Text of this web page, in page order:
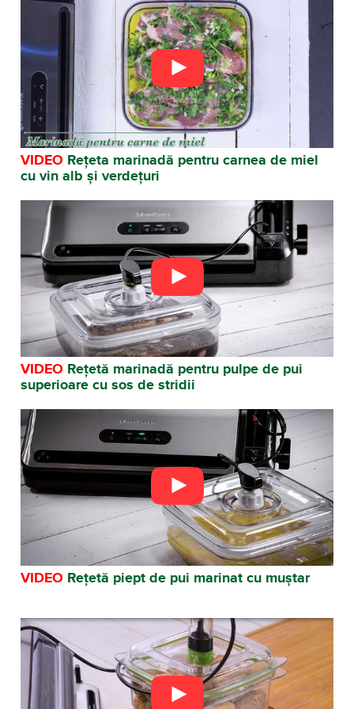
VIDEO Rețeta marinadă pentru carnea de miel
cu vin alb și verdețuri
VIDEO Rețetă marinadă pentru pulpe de pui
superioare cu sos de stridii
VIDEO Rețetă piept de pui marinat cu muștar